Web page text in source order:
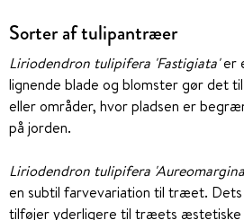
Sorter af tulipantræer
Liriodendron tulipifera 'Fastigiata'er
lignende blade og blomster gør det
eller områder, hvor pladsen er
på jorden.
Liriodendron tulipifera
en subtil farvevariation til træet. Dets
tilføjer yderligere til træets æstetiske